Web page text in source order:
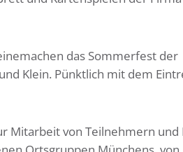
das Sommerfest der
Klein. Pünktlich mit dem
Mitarbeit von Teilnehmern